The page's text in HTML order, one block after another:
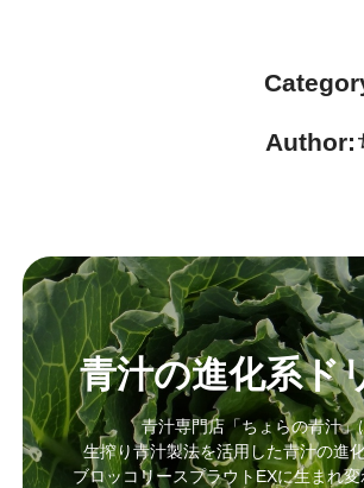
Author:
青汁の進化系ド
青汁専門店「ちょらの青汁」
生搾り青汁製法を活用した青汁の進
ブロッコリースプラウトEXに生まれ変